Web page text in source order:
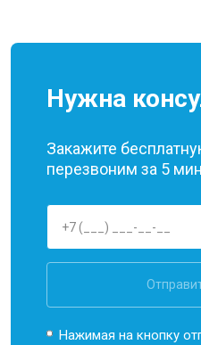
Нужна
Закажите
перезвоним за 5
Нажимая на кнопку